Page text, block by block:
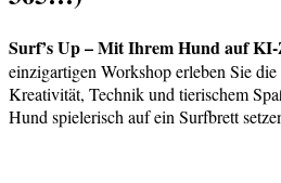
Surf’s Up – Mit Ihrem Hund auf KI-
einzigartigen Workshop erleben Sie
Kreativität, Technik und tierischem
Hund spielerisch auf ein Surfbrett